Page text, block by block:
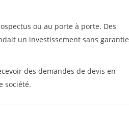
ou au porte à porte. Des
un investissement sans garantie
des demandes de devis en
société.